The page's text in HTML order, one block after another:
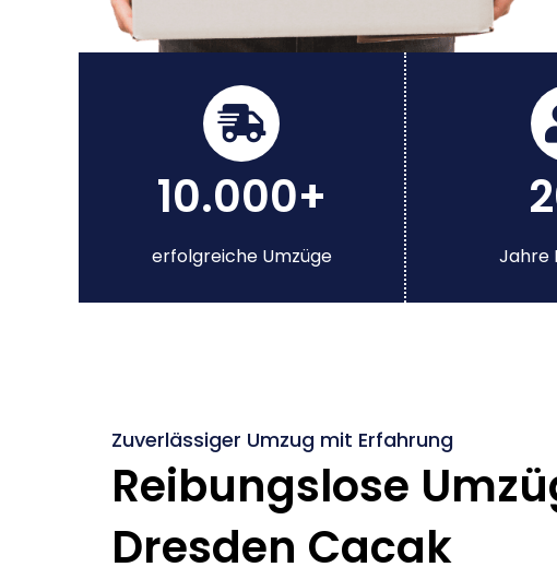
10.000+
erfolgreiche Umzüge Jahre
Zuverlässiger Umzug mit Erfahrung
Reibungslose
Dresden Cacak